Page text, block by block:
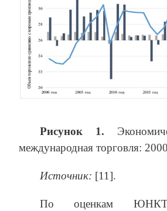
Рисунок 1.
международная торговля:
Источник: [11].
По оценкам